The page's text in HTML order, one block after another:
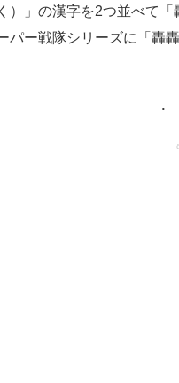
」の漢字を2つ並べて「
パー戦隊シリーズに「轟